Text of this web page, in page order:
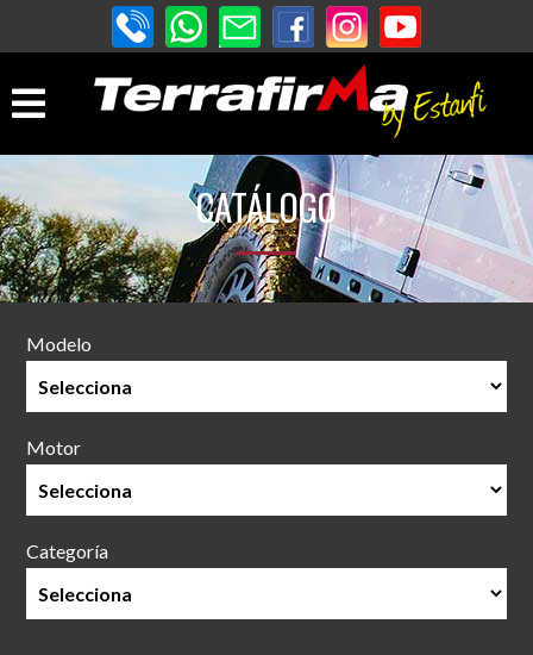
CATÁLOGO
Modelo
Motor
Categoría